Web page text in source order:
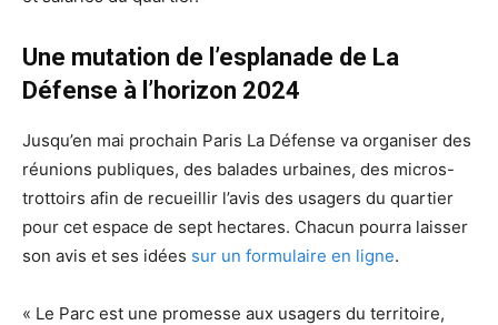
Une mutation de l’esplanade de La
Défense à l’horizon 2024
Jusqu’en mai prochain Paris La Défense va organiser des
réunions publiques, des balades urbaines, des micros-
trottoirs afin de recueillir l’avis des usagers du quartier
pour cet espace de sept hectares. Chacun pourra laisser
son avis et ses idées sur un formulaire en ligne.
« Le Parc est une promesse aux usagers du territoire,